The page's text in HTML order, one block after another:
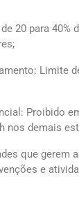
20 para 40%
Limite
Proibido
nos demais
que gerem
e